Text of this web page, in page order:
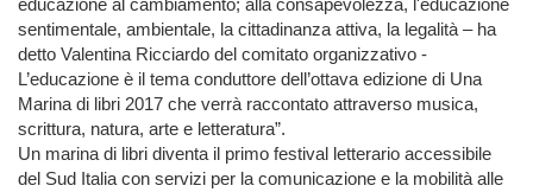
educazione al cambiamento; alla consapevolezza, l'educazione
sentimentale, ambientale, la cittadinanza attiva, la legalità – ha
detto Valentina Ricciardo del comitato organizzativo -
L’educazione è il tema conduttore dell’ottava edizione di Una
Marina di libri 2017 che verrà raccontato attraverso musica,
scrittura, natura, arte e letteratura”.
Un marina di libri diventa il primo festival letterario accessibile
del Sud Italia con servizi per la comunicazione e la mobilità alle